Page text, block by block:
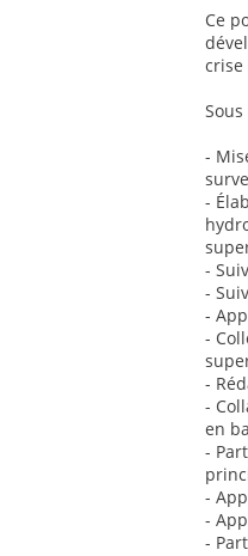
Ce
crise
-
-
-
-
-
-
-
-
en
-
-
-
-